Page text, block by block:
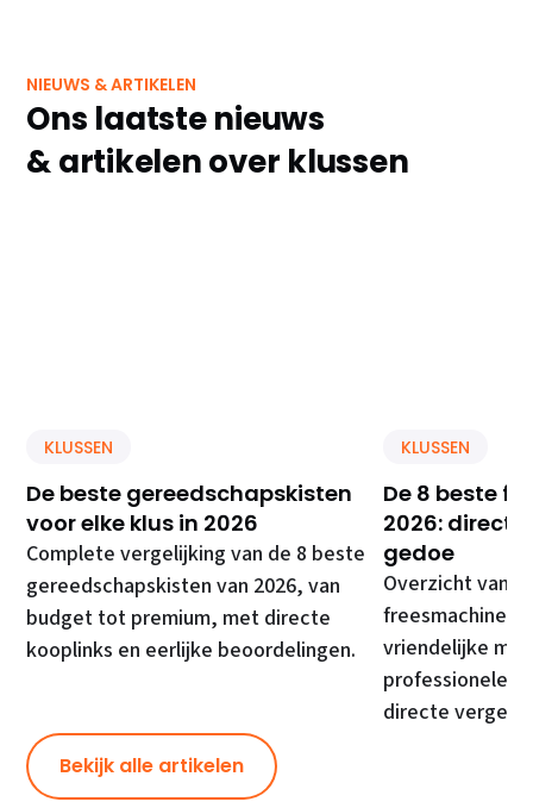
NIEUWS & ARTIKELEN
Ons laatste nieuws
& artikelen over klussen
KLUSSEN
De beste gereedschapskisten
voor elke klus in 2026
Complete vergelijking van de 8 beste
gereedschapskisten van 2026, van
budget tot premium, met directe
kooplinks en eerlijke beoordelingen.
KLUSSEN
De 8 beste
2026: direct
gedoe
Overzicht van
freesmachines,
vriendelijke
professionele
directe
Bekijk alle artikelen